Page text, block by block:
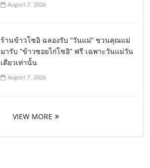
August 7, 2026
ร้านข้าวโซอิ ฉลองรับ “วันแม่” ชวนคุณแม่
มารับ “ข้าวซอยไก่โซอิ” ฟรี เฉพาะวันแม่วัน
เดียวเท่านั้น
August 7, 2026
VIEW MORE